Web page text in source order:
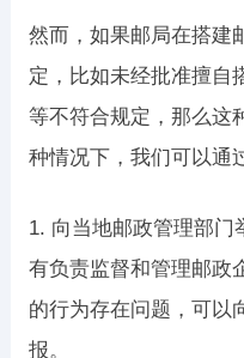
然而，如果邮局在搭建
定，比如未经批准擅自
等不符合规定，那么这
种情况下，我们可以通
1. 向当地邮政管理部门
有负责监督和管理邮政
的行为存在问题，可以
报。